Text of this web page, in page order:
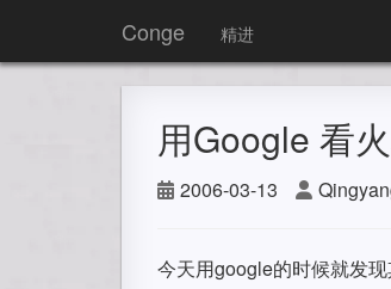
Conge 精进
用Google 看
2006-03-13
今天用google的时候就发